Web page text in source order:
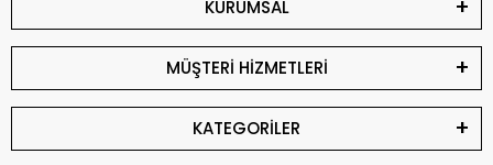
KURUMSAL
MÜŞTERİ HİZMETLERİ
KATEGORİLER